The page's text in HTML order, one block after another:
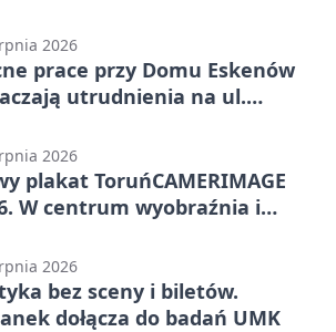
2026
prace przy Domu Eskenów
utrudnienia na ul.
2026
plakat ToruńCAMERIMAGE
W centrum wyobraźnia i
2026
bez sceny i biletów.
dołącza do badań UMK